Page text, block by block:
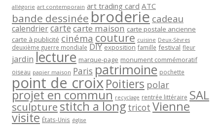
allégorie art contemporain art trading card ATC
bande dessinéebroderie cadeau
calendriercartecarte maison carte postale ancienne
carte à publicité cinéma couture cuisine Deux-Sèvres
deuxième guerre mondiale DIY exposition famille festival fleur
jardin lecture marque-page monument commémoratif
oiseau papier maison Paris patrimoine pochette
point de croixPoitiers polar
projet en commun recyclage rentrée littéraire SAL
sculpturestitch a long tricot Vienne
visite États-Unis église